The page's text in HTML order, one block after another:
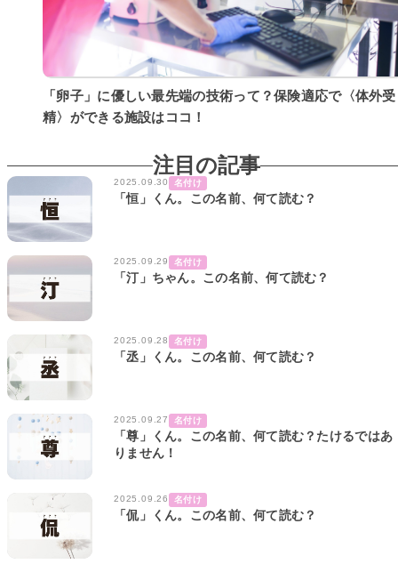
「卵子」に優しい最先端の技術って？保険適応で〈体外受
精〉ができる施設はココ！
注目の記事
2025.09.30 名付け
「恒」くん。この名前、何て読む？
2025.09.29 名付け
「汀」ちゃん。この名前、何て読む？
2025.09.28 名付け
「丞」くん。この名前、何て読む？
2025.09.27 名付け
「尊」くん。この名前、何て読む？たけるではあ
りません！
2025.09.26 名付け
「侃」くん。この名前、何て読む？